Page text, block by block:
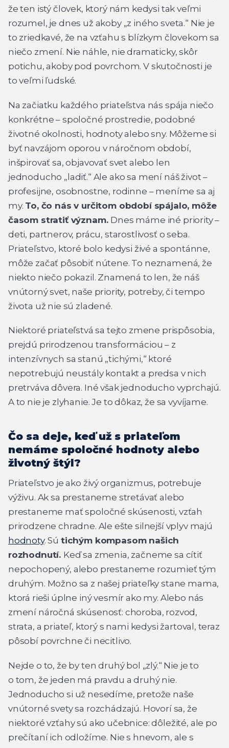
že ten istý človek, ktorý nám kedysi tak veľmi
rozumel, je dnes už akoby „z iného sveta.“ Nie je
to zriedkavé, že na vzťahu s blízkym človekom sa
niečo zmení. Nie náhle, nie dramaticky, skôr
potichu, akoby pod povrchom. V skutočnosti je
to veľmi ľudské.
Na začiatku každého priateľstva nás spája niečo
konkrétne – spoločné prostredie, podobné
životné okolnosti, hodnoty alebo sny. Môžeme si
byť navzájom oporou v náročnom období,
inšpirovať sa, objavovať svet alebo len
jednoducho „ladiť.“ Ale ako sa mení náš život –
profesijne, osobnostne, rodinne – meníme sa aj
my. To, čo nás v určitom období spájalo, môže
časom stratiť význam. Dnes máme iné priority –
deti, partnerov, prácu, starostlivosť o seba.
Priateľstvo, ktoré bolo kedysi živé a spontánne,
môže začať pôsobiť nútene. To neznamená, že
niekto niečo pokazil. Znamená to len, že náš
vnútorný svet, naše priority, potreby, či tempo
života už nie sú zladené.
Niektoré priateľstvá sa tejto zmene prispôsobia,
prejdú prirodzenou transformáciou – z
intenzívnych sa stanú „tichými,“ ktoré
nepotrebujú neustály kontakt a predsa v nich
pretrváva dôvera. Iné však jednoducho vyprchajú.
A to nie je zlyhanie. Je to dôkaz, že sa vyvíjame.
Čo sa deje, keď už s priateľom
nemáme spoločné hodnoty alebo
životný štýl?
Priateľstvo je ako živý organizmus, potrebuje
výživu. Ak sa prestaneme stretávať alebo
prestaneme mať spoločné skúsenosti, vzťah
prirodzene chradne. Ale ešte silnejší vplyv majú
hodnoty. Sú tichým kompasom našich
rozhodnutí. Keď sa zmenia, začneme sa cítiť
nepochopený, alebo prestaneme rozumieť tým
druhým. Možno sa z našej priateľky stane mama,
ktorá rieši úplne iný vesmír ako my. Alebo nás
zmení náročná skúsenosť: choroba, rozvod,
strata, a priateľ, ktorý s nami kedysi žartoval, teraz
pôsobí povrchne či necitlivo.
Nejde o to, že by ten druhý bol „zlý.“ Nie je to
o tom, že jeden má pravdu a druhý nie.
Jednoducho si už nesedíme, pretože naše
vnútorné svety sa rozchádzajú. Hovorí sa, že
niektoré vzťahy sú ako učebnice: dôležité, ale po
prečítaní ich odložíme. Nie s hnevom, ale s